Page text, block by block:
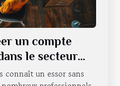
un compte
le secteur
connaît un essor sans